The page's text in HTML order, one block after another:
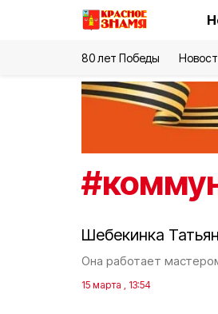
80 лет Победы
#
Шебекинка
Она работает
15 марта , 13:54